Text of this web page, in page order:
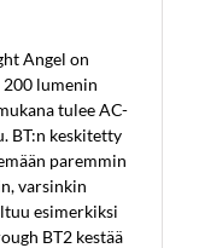
Angel on
lumenin
tulee AC-
BT:n keskitetty
paremmin
varsinkin
esimerkiksi
BT2 kestää